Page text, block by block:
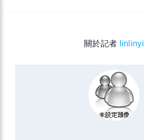
關於記者 linlinyi